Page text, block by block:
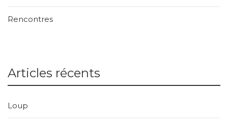
Rencontres
Articles récents
Loup